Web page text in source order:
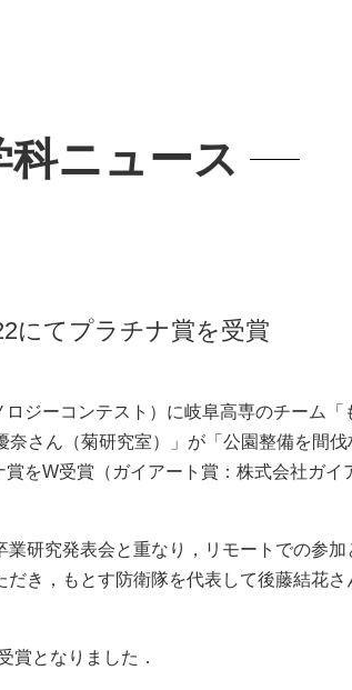
科ニュース
にてプラチナ賞を受賞
ジーコンテスト）に岐阜高専のチーム「
奈さん（菊研究室）」が「公園整備を間
をW受賞（ガイアート賞：株式会社ガイ
研究発表会と重なり，リモートでの参加
き，もとす防衛隊を代表して後藤結花さ
賞となりました．